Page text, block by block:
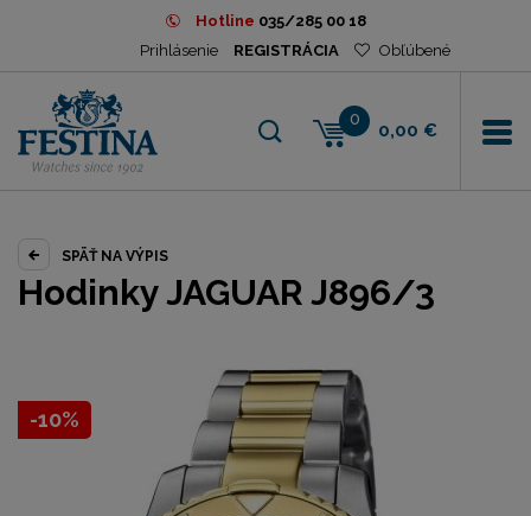
Hotline 035/285 00 18
Prihlásenie
REGISTRÁCIA Obľúbené
0
0,00 €
SPÄŤ NA VÝPIS
Hodinky JAGUAR J896/3
-10%